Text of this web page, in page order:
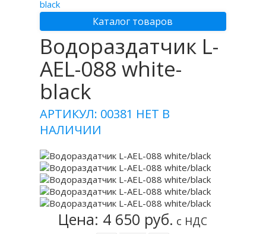
black
Каталог товаров
Водораздатчик L-
AEL-088 white-
black
АРТИКУЛ: 00381 НЕТ В
НАЛИЧИИ
Цена: 4 650 руб. с НДС